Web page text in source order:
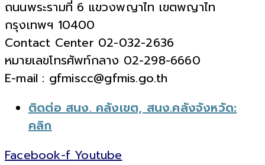
ถนนพระรามที่ 6 แขวงพญาไท เขตพญาไท
กรุงเทพฯ 10400
Contact Center 02-032-2636
หมายเลขโทรศัพท์กลาง 02-298-6660
E-mail : gfmiscc@gfmis.go.th
ติดต่อ สนง. คลังเขต, สนง.คลังจังหวัด:
คลิก
Facebook-f Youtube